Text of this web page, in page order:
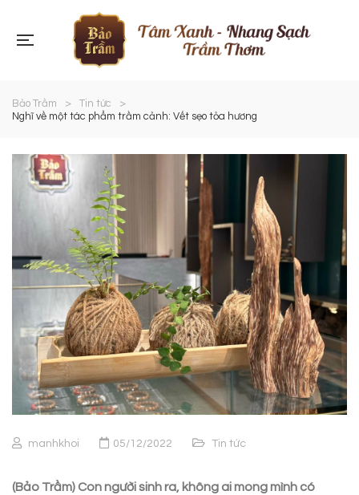
Bảo Trầm > Tin tức
>
Nghĩ về một tác phẩm trầm cảnh: Vết sẹo tỏa hương
manhkhoi 05/12/2022 Tin tức
(Bảo Trầm) Con người sinh ra, không ai mong mình có